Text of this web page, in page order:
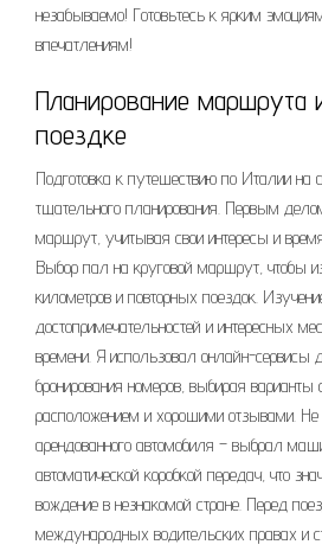
незабываемо! Готовьтесь к ярким
впечатлениям!
Планирование маршрута
поездке
Подготовка к путешествию по Италии на
тщательного планирования. Первым
маршрут, учитывая свои интересы и
Выбор пал на круговой маршрут, чтобы
километров и повторных поездок.
достопримечательностей и интересных
времени. Я использовал онлайн-сервисы
бронирования номеров, выбирая
расположением и хорошими отзывами. Не
арендованного автомобиля – выбрал
автоматической коробкой передач, что
вождение в незнакомой стране. Перед
международных водительских правах и